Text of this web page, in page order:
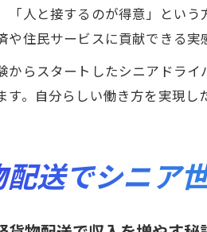
「人と接するのが得意」とい
や住民サービスに貢献できる実
からスタートしたシニアドラ
す。自分らしい働き方を実現し
送でシニア